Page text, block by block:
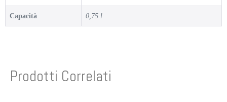
Capacità 0,75 l
Prodotti Correlati